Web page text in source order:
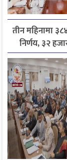
तीन महिनामा
निर्णय, ३२
गुनासो